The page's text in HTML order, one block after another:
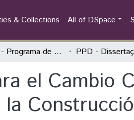
& Collections All of DSpace
PPGPPD - Programa de Pós-Graduação em Políticas Públicas e Desenvolvimento PPD -
el Cambio